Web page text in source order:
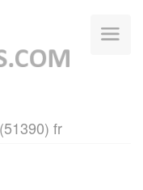
fr